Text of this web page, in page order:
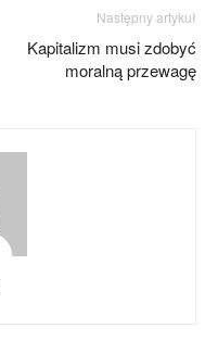
Następny artykuł
Kapitalizm musi zdobyć
moralną przewagę